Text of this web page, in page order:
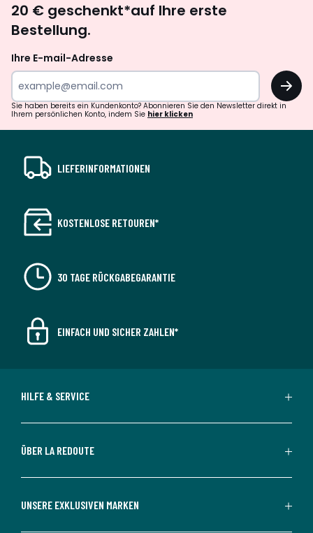
abonnieren
20 € geschenkt*auf Ihre erste
Bestellung.
Ihre E-mail-Adresse
OK
Sie haben bereits ein Kundenkonto? Abonnieren Sie den Newsletter direkt in
Ihrem persönlichen Konto, indem Sie hier klicken
LIEFERINFORMATIONEN
KOSTENLOSE RETOUREN*
30 TAGE RÜCKGABEGARANTIE
EINFACH UND SICHER ZAHLEN*
HILFE & SERVICE
ÜBER LA REDOUTE
UNSERE EXKLUSIVEN MARKEN